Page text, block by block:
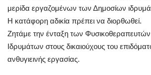
μερίδα εργαζομένων των Δημοσίων
Η κατάφορη αδικία πρέπει να διορθωθεί.
Ζητάμε την ένταξη των
Ιδρυμάτων στους δικαιούχους του
ανθυγιεινής εργασίας.